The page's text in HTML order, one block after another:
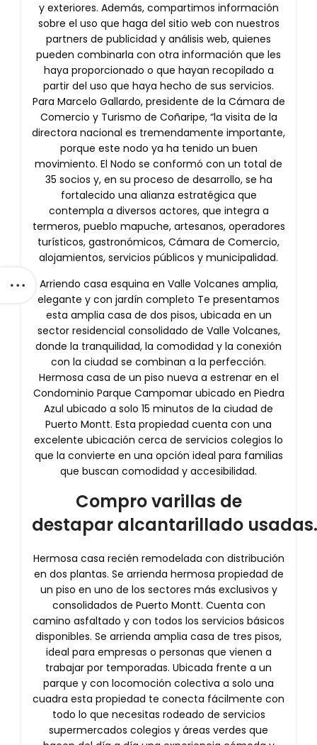
y exteriores. Además, compartimos información
sobre el uso que haga del sitio web con nuestros
partners de publicidad y análisis web, quienes
pueden combinarla con otra información que les
haya proporcionado o que hayan recopilado a
partir del uso que haya hecho de sus servicios.
Para Marcelo Gallardo, presidente de la Cámara de
Comercio y Turismo de Coñaripe, “la visita de la
directora nacional es tremendamente importante,
porque este nodo ya ha tenido un buen
movimiento. El Nodo se conformó con un total de
35 socios y, en su proceso de desarrollo, se ha
fortalecido una alianza estratégica que
contempla a diversos actores, que integra a
termeros, pueblo mapuche, artesanos, operadores
turísticos, gastronómicos, Cámara de Comercio,
alojamientos, servicios públicos y municipalidad.
Arriendo casa esquina en Valle Volcanes amplia,
elegante y con jardín completo Te presentamos
esta amplia casa de dos pisos, ubicada en un
sector residencial consolidado de Valle Volcanes,
donde la tranquilidad, la comodidad y la conexión
con la ciudad se combinan a la perfección.
Hermosa casa de un piso nueva a estrenar en el
Condominio Parque Campomar ubicado en Piedra
Azul ubicado a solo 15 minutos de la ciudad de
Puerto Montt. Esta propiedad cuenta con una
excelente ubicación cerca de servicios colegios lo
que la convierte en una opción ideal para familias
que buscan comodidad y accesibilidad.
Compro varillas de
destapar alcantarillado
Hermosa casa recién remodelada con distribución
en dos plantas. Se arrienda hermosa propiedad de
un piso en uno de los sectores más exclusivos y
consolidados de Puerto Montt. Cuenta con
camino asfaltado y con todos los servicios básicos
disponibles. Se arrienda amplia casa de tres pisos,
ideal para empresas o personas que vienen a
trabajar por temporadas. Ubicada frente a un
parque y con locomoción colectiva a solo una
cuadra esta propiedad te conecta fácilmente con
todo lo que necesitas rodeado de servicios
supermercados colegios y áreas verdes que